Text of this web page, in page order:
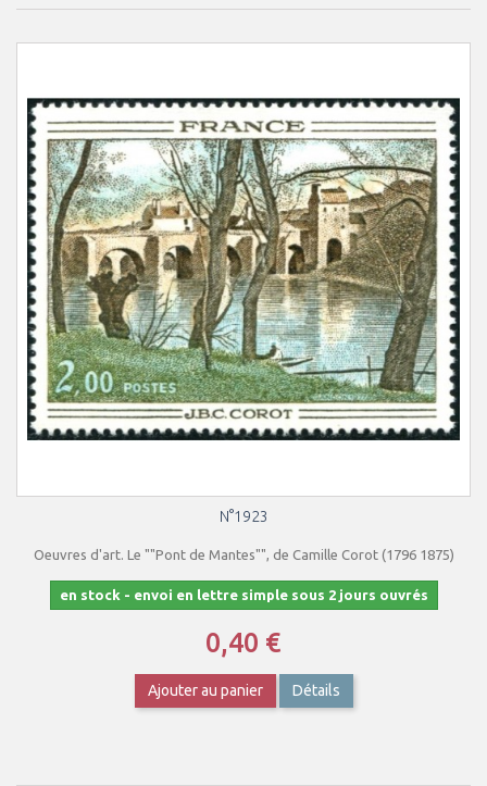
N°1923
Oeuvres d'art. Le ""Pont de Mantes"", de Camille Corot (1796 1875)
en stock - envoi en lettre simple sous 2 jours ouvrés
0,40 €
Ajouter au panier Détails